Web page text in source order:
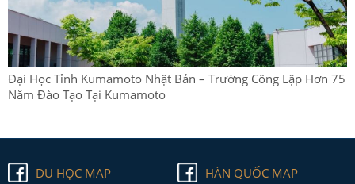
Đại Học Tỉnh Kumamoto Nhật Bản – Trường Công Lập Hơn 75
Năm Đào Tạo Tại Kumamoto
DU HỌC MAP
HÀN QUỐC MAP